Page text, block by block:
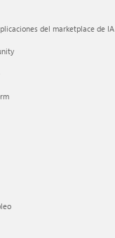
del marketplace de IA